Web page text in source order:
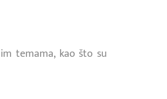
temama, kao što su